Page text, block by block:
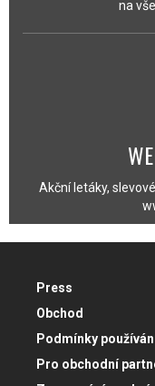
na
Akční letáky,
Press
Obchod
Podmínky
Pro obchodní